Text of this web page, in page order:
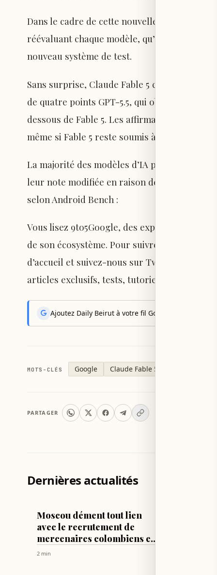
Dans le cadre de cette nouvelle approche,
réévaluant chaque modèle, qu’il s’agisse de
nouveau système de test.
Sans surprise, Claude Fable 5 conserve la
de quatre points GPT-5.5, qui obtient 80,2.
dessous de Fable 5. Les affirmations de
même si Fable 5 reste soumis à des
La majorité des modèles d’IA présents dans
leur note modifiée en raison des nouvelles
selon Android Bench :
Vous lisez 9to5Google, des experts qui
de son écosystème. Pour suivre toutes les
d’accueil et suivez-nous sur Twitter,
articles exclusifs, tests, tutoriels, et abonnez-
Ajoutez Daily Beirut à votre fil Google News pour
MOTS-CLÉS Google Claude Fable 5
PARTAGER
Dernières actualités
Moscou dément tout lien
avec le recrutement de
mercenaires colombiens en
Ukraine
2 min